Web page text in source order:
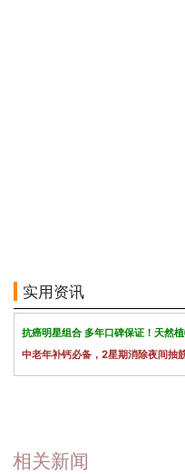
实用资讯
抗癌明星组合 多年口碑保证！天然
中老年补钙必备，2星期消除夜间抽
相关新闻